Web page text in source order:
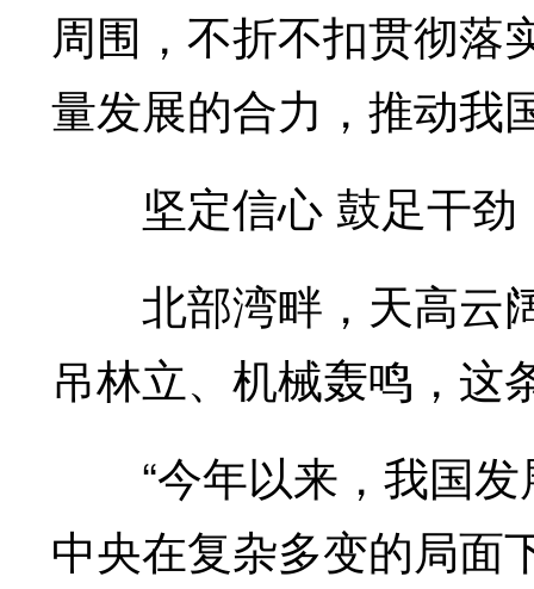
周围，不折不扣贯彻落
量发展的合力，推动我
坚定信心 鼓足干劲
北部湾畔，天高云
吊林立、机械轰鸣，这
“今年以来，我国发
中央在复杂多变的局面